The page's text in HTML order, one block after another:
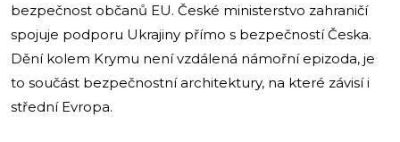
bezpečnost občanů EU. České ministerstvo zahraničí
spojuje podporu Ukrajiny přímo s bezpečností Česka.
Dění kolem Krymu není vzdálená námořní epizoda, je
to součást bezpečnostní architektury, na které závisí i
střední Evropa.